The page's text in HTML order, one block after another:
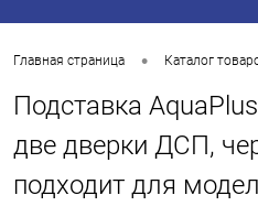
Главная страница • Каталог
Подставка
две дверки ДСП,
подходит для